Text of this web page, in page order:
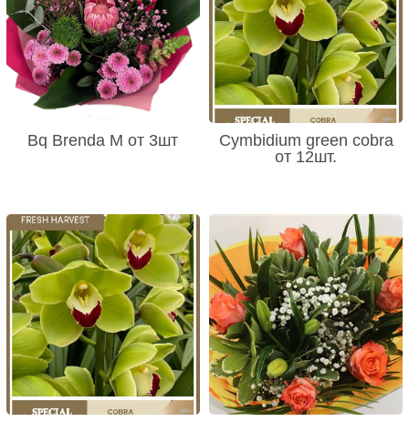
Bq Brenda M от 3шт
Cymbidium green cobra
от 12шт.